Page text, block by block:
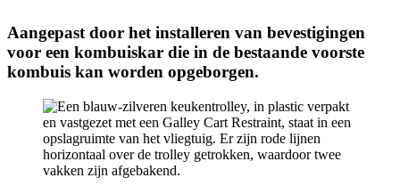
Aangepast door het installeren van bevestigingen
voor een kombuiskar die in de bestaande voorste
kombuis kan worden opgeborgen.